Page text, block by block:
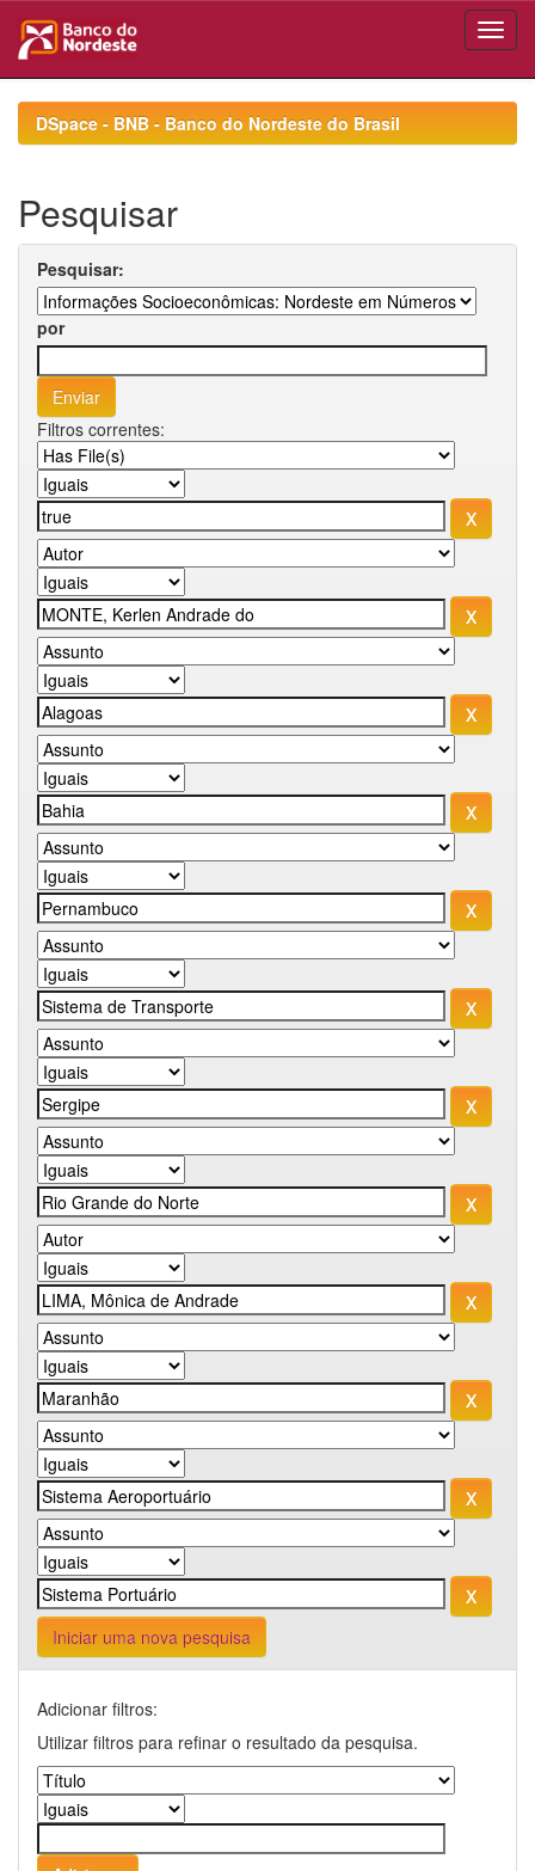
navigationDSpace - BNB - Banco do Nordeste do Brasil
Pesquisar
Pesquisar:
por
Filtros correntes:
Iniciar uma nova pesquisa
Adicionar filtros:
Utilizar filtros para refinar o resultado da pesquisa.